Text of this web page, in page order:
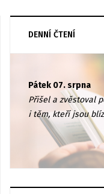
DENNÍ ČTENÍ
Pátek 07. srpna
Přišel a zvěstoval
i těm, kteří jsou